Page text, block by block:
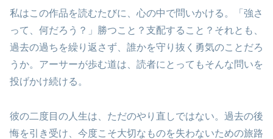
私はこの作品を読むたびに、心の中で問いかける。「強さ
って、何だろう？」勝つこと？支配すること？それとも、
過去の過ちを繰り返さず、誰かを守り抜く勇気のことだろ
うか。アーサーが歩む道は、読者にとってもそんな問いを
投げかけ続ける。
彼の二度目の人生は、ただのやり直しではない。過去の後
悔を引き受け、今度こそ大切なものを失わないための旅路